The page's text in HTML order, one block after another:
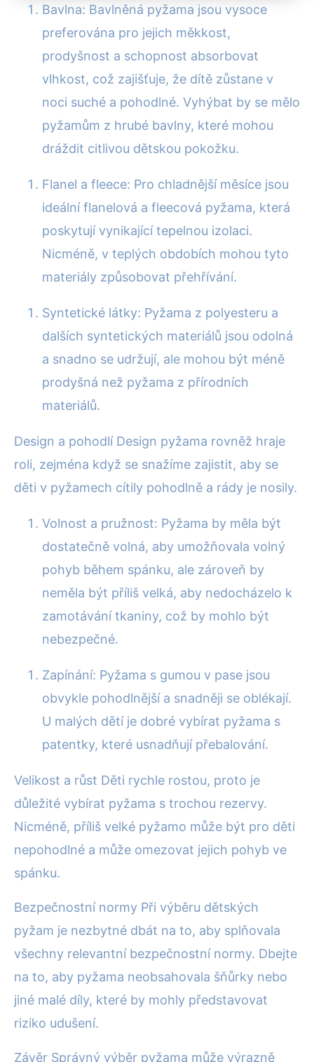
Bavlna: Bavlněná pyžama jsou vysoce
preferována pro jejich měkkost,
prodyšnost a schopnost absorbovat
vlhkost, což zajišťuje, že dítě zůstane v
noci suché a pohodlné. Vyhýbat by se mělo
pyžamům z hrubé bavlny, které mohou
dráždit citlivou dětskou pokožku.
Flanel a fleece: Pro chladnější měsíce jsou
ideální flanelová a fleecová pyžama, která
poskytují vynikající tepelnou izolaci.
Nicméně, v teplých obdobích mohou tyto
materiály způsobovat přehřívání.
Syntetické látky: Pyžama z polyesteru a
dalších syntetických materiálů jsou odolná
a snadno se udržují, ale mohou být méně
prodyšná než pyžama z přírodních
materiálů.
Design a pohodlí Design pyžama rovněž hraje
roli, zejména když se snažíme zajistit, aby se
děti v pyžamech cítily pohodlně a rády je nosily.
Volnost a pružnost: Pyžama by měla být
dostatečně volná, aby umožňovala volný
pohyb během spánku, ale zároveň by
neměla být příliš velká, aby nedocházelo k
zamotávání tkaniny, což by mohlo být
nebezpečné.
Zapínání: Pyžama s gumou v pase jsou
obvykle pohodlnější a snadněji se oblékají.
U malých dětí je dobré vybírat pyžama s
patentky, které usnadňují přebalování.
Velikost a růst Děti rychle rostou, proto je
důležité vybírat pyžama s trochou rezervy.
Nicméně, příliš velké pyžamo může být pro děti
nepohodlné a může omezovat jejich pohyb ve
spánku.
Bezpečnostní normy Při výběru dětských
pyžam je nezbytné dbát na to, aby splňovala
všechny relevantní bezpečnostní normy. Dbejte
na to, aby pyžama neobsahovala šňůrky nebo
jiné malé díly, které by mohly představovat
riziko udušení.
Závěr Správný výběr pyžama může výrazně